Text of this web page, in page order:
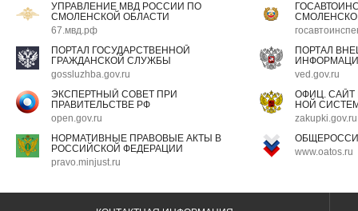
УПРАВЛЕНИЕ МВД РОССИИ ПО
СМОЛЕНСКОЙ ОБЛАСТИ
67.мвд.рф
ПОРТАЛ ГОСУДАРСТВЕННОЙ
ГРАЖДАНСКОЙ СЛУЖБЫ
gossluzhba.gov.ru
ПОРТАЛ
ved.gov.ru
ЭКСПЕРТНЫЙ СОВЕТ ПРИ
ПРАВИТЕЛЬСТВЕ РФ
open.gov.ru
ОФИЦ.
НОЙ
zakupki.gov.ru
НОРМАТИВНЫЕ ПРАВОВЫЕ АКТЫ В
РОССИЙСКОЙ ФЕДЕРАЦИИ
pravo.minjust.ru
www.oatos.ru